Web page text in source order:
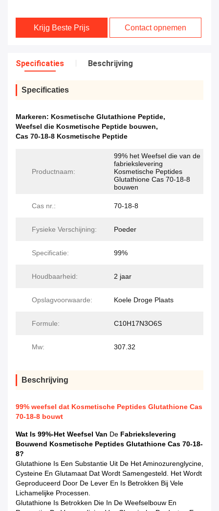
Krijg Beste Prijs Contact opnemen
Specificaties Beschrijving
Specificaties
Markeren: Kosmetische Glutathione Peptide,
Weefsel die Kosmetische Peptide bouwen,
Cas 70-18-8 Kosmetische Peptide
Productnaam:
99% het Weefsel die van de
fabriekslevering
Kosmetische Peptides
Glutathione Cas 70-18-8
bouwen
Cas nr.: 70-18-8
Fysieke Verschijning: Poeder
Specificatie: 99%
Houdbaarheid: 2 jaar
Opslagvoorwaarde: Koele Droge Plaats
Formule: C10H17N3O6S
Mw: 307.32
Beschrijving
99% weefsel dat Kosmetische Peptides Glutathione Cas
70-18-8 bouwt
Wat Is 99%-Het Weefsel Van De Fabriekslevering
Bouwend Kosmetische Peptides Glutathione Cas 70-18-
8?
Glutathione Is Een Substantie Uit De Het Aminozurenglycine,
Cysteine En Glutamaat Dat Wordt Samengesteld. Het Wordt
Geproduceerd Door De Lever En Is Betrokken Bij Vele
Lichamelijke Processen.
Glutathione Is Betrokken Die In De Weefselbouw En